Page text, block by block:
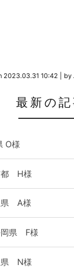
2023.03.31 10:42 by
最新の記
O様
都 H様
県 A様
県 F様
県 N様